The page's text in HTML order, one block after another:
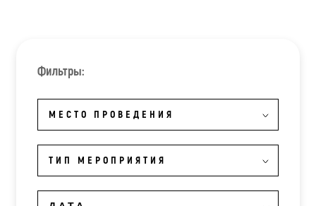
Фильтры:
МЕСТО ПРОВЕДЕНИЯ
ТИП МЕРОПРИЯТИЯ